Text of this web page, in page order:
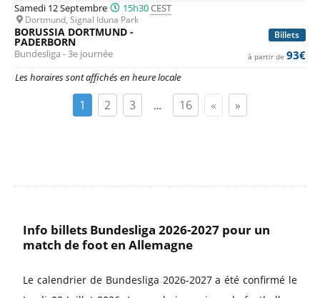
Les horaires sont affichés en heure locale
Samedi 12 Septembre 15h30CEST
Dortmund, Signal Iduna Park
Billets
BORUSSIA DORTMUND -
PADERBORN
Bundesliga - 3e journée à partir de 93€
1 2 3 … 16 « »
Info billets Bundesliga 2026-2027 pour un
match de foot en Allemagne
Le calendrier de Bundesliga 2026-2027 a été confirmé le